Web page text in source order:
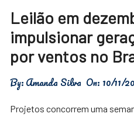
Leilão em
impulsionar
por ventos no
By:Amanda Silva On: 10/11/
Projetos concorrem uma